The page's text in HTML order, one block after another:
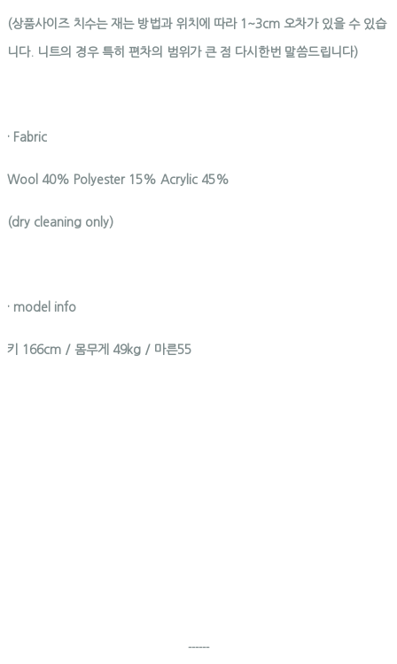
(상품사이즈 치수는 재는 방법과 위치에 따라 1~3cm 오차가 있을 수 있습
니다. 니트의 경우 특히 편차의 범위가 큰 점 다시한번 말씀드립니다)
· Fabric
Wool 40% Polyester 15% Acrylic 45%
(dry cleaning only)
· model info
키 166cm / 몸무게 49kg / 마른55
------